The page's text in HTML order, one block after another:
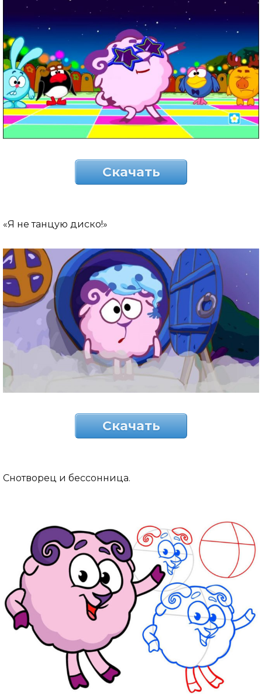
Скачать
«Я не танцую диско!»
Скачать
Снотворец и бессонница.